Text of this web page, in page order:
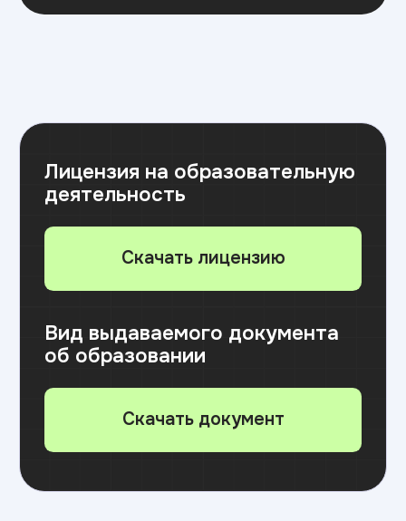
Подайте документы
одним из способов:
Лично в приемной комиссии вуза
Онлайн через суперсервер «Поступление
в вуз онлайн» на портале «Госуслуги»
Почтой
копируется только основной разворот
и прописка)
Адрес: 121170, г. Москва, Кутузовский
31 августа до 12.00 по местному
и заключения договоров